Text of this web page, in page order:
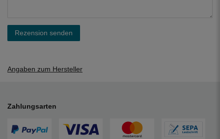
Rezension senden
Angaben zum Hersteller
Zahlungsarten